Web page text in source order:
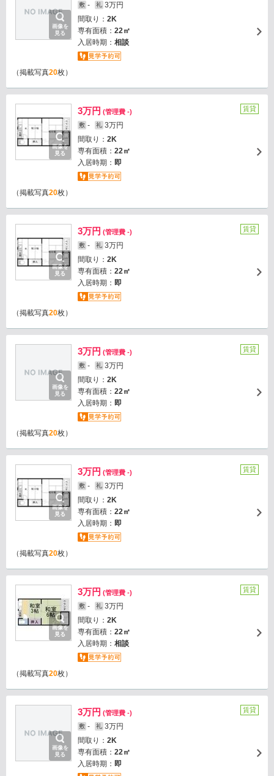
画像を
見る
敷 - 礼 3万円
間取り： 2K
専有面積： 22㎡
入居時期： 相談
（掲載写真20枚）
画像を
見る
3万円 (管理費 -)
敷 - 礼 3万円
間取り： 2K
専有面積： 22㎡
入居時期： 即
賃貸
（掲載写真20枚）
画像を
見る
3万円 (管理費 -)
敷 - 礼 3万円
間取り： 2K
専有面積： 22㎡
入居時期： 即
賃貸
（掲載写真20枚）
画像を
見る
3万円 (管理費 -)
敷 - 礼 3万円
間取り： 2K
専有面積： 22㎡
入居時期： 即
賃貸
（掲載写真20枚）
画像を
見る
3万円 (管理費 -)
敷 - 礼 3万円
間取り： 2K
専有面積： 22㎡
入居時期： 即
賃貸
（掲載写真20枚）
画像を
見る
3万円 (管理費 -)
敷 - 礼 3万円
間取り： 2K
専有面積： 22㎡
入居時期： 相談
賃貸
（掲載写真20枚）
画像を
見る
3万円 (管理費 -)
敷 - 礼 3万円
間取り： 2K
専有面積： 22㎡
入居時期： 即
賃貸